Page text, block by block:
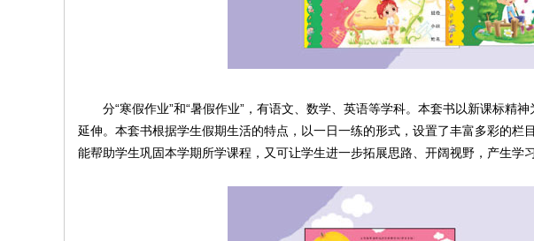
分“寒假作业”和“暑假作业”，有语文、数学、英语等学科。本套书以新课标精
延伸。本套书根据学生假期生活的特点，以一日一练的形式，设置了丰富多彩的
能帮助学生巩固本学期所学课程，又可让学生进一步拓展思路、开阔视野，产生学